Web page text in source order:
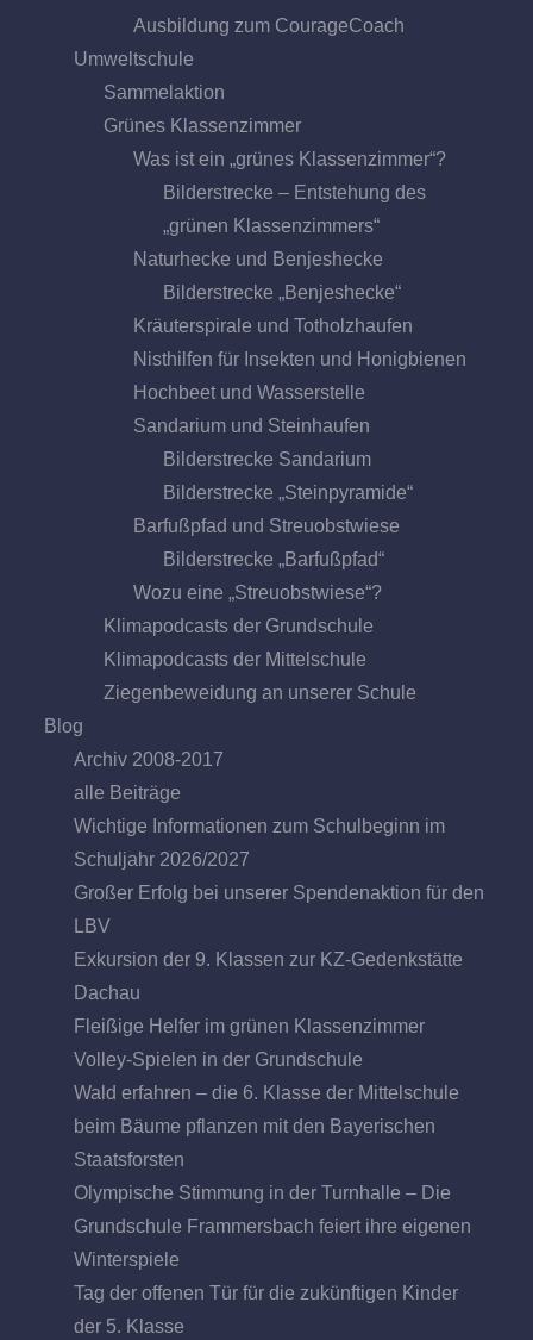
Ausbildung zum CourageCoach
Umweltschule
Sammelaktion
Grünes Klassenzimmer
Was ist ein „grünes Klassenzimmer“?
Bilderstrecke – Entstehung des
„grünen Klassenzimmers“
Naturhecke und Benjeshecke
Bilderstrecke „Benjeshecke“
Kräuterspirale und Totholzhaufen
Nisthilfen für Insekten und Honigbienen
Hochbeet und Wasserstelle
Sandarium und Steinhaufen
Bilderstrecke Sandarium
Bilderstrecke „Steinpyramide“
Barfußpfad und Streuobstwiese
Bilderstrecke „Barfußpfad“
Wozu eine „Streuobstwiese“?
Klimapodcasts der Grundschule
Klimapodcasts der Mittelschule
Ziegenbeweidung an unserer Schule
Blog
Archiv 2008-2017
alle Beiträge
Wichtige Informationen zum Schulbeginn im
Schuljahr 2026/2027
Großer Erfolg bei unserer Spendenaktion für den
LBV
Exkursion der 9. Klassen zur KZ-Gedenkstätte
Dachau
Fleißige Helfer im grünen Klassenzimmer
Volley-Spielen in der Grundschule
Wald erfahren – die 6. Klasse der Mittelschule
beim Bäume pflanzen mit den Bayerischen
Staatsforsten
Olympische Stimmung in der Turnhalle – Die
Grundschule Frammersbach feiert ihre eigenen
Winterspiele
Tag der offenen Tür für die zukünftigen Kinder
der 5. Klasse